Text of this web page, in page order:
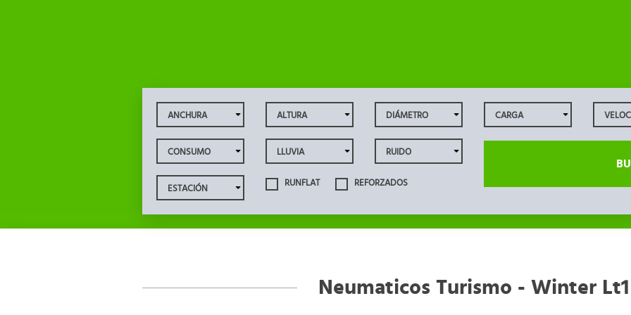
RUNFLAT REFORZADOS
Neumaticos Turismo - Winter Lt1